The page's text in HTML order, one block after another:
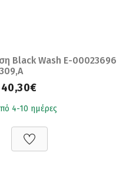
Black Wash Ε-00023696
40,30€
4-10 ημέρες